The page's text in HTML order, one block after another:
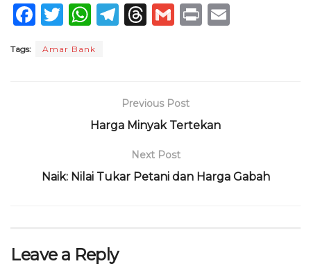
F
c
k
T
it
W
a
p
T
ra
m
T
d
s
G P
Tags: Amar Bank
Previous Post
Harga Minyak Tertekan
Next Post
Naik: Nilai Tukar Petani dan Harga Gabah
Leave a Reply